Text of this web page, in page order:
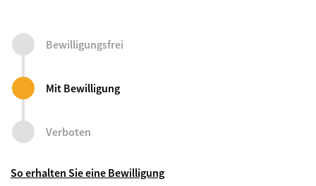
Bewilligungsfrei
Mit Bewilligung
Verboten
So erhalten Sie eine Bewilligung